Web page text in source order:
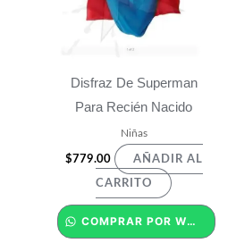
Disfraz De Superman
Para Recién Nacido
Niñas
$779.00 AÑADIR AL
CARRITO
COMPRAR POR WHATSAPP